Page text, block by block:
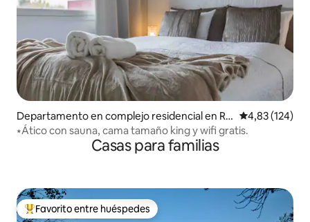
Departamento en complejo residencial en Ro
vaniemi
Calificación
4,83 (124)
⭑Ático con sauna, cama tamaño king y wifi gratis.
Casas para familias
Favorito entre los huéspedes más destacados
Favorito entre huéspedes